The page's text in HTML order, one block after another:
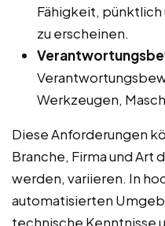
Fähigkeit,
zu erscheinen.
Werkzeugen,
Diese Anforderungen
Branche, Firma und
werden, variieren. In
automatisierten
technische Kenntnisse